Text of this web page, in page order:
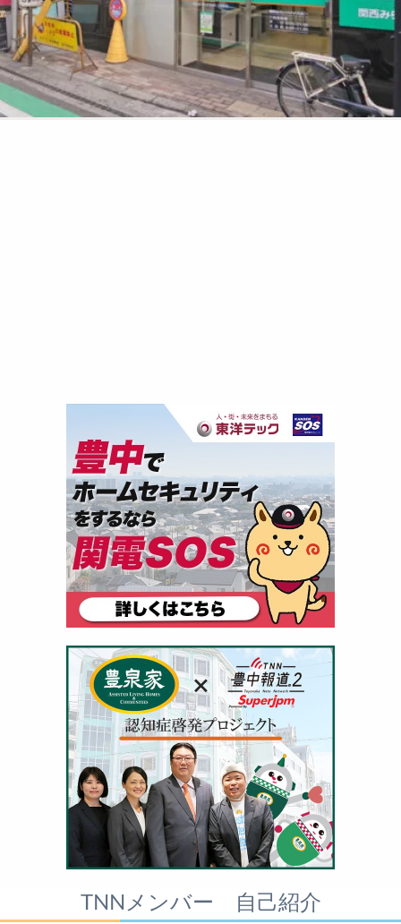
TNNメンバー 自己紹介